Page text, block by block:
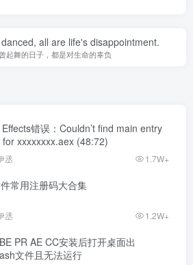
all are life's disappointment.
起舞的日子，都是对生命的辜负
错误：Couldn’t find main entry
xxxxxxxx.aex (48:72)
丞 1.7W+
常用注册码大合集
丞 1.2W+
PR AE CC安装后打开桌面出
文件且无法运行